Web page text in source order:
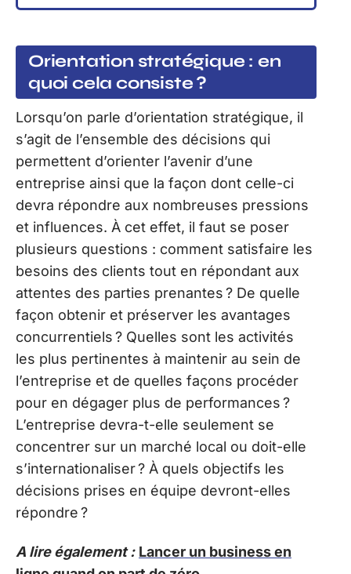
Orientation stratégique : en
quoi cela consiste ?
Lorsqu’on parle d’orientation stratégique, il
s’agit de l’ensemble des décisions qui
permettent d’orienter l’avenir d’une
entreprise ainsi que la façon dont celle-ci
devra répondre aux nombreuses pressions
et influences. À cet effet, il faut se poser
plusieurs questions : comment satisfaire les
besoins des clients tout en répondant aux
attentes des parties prenantes ? De quelle
façon obtenir et préserver les avantages
concurrentiels ? Quelles sont les activités
les plus pertinentes à maintenir au sein de
l’entreprise et de quelles façons procéder
pour en dégager plus de performances ?
L’entreprise devra-t-elle seulement se
concentrer sur un marché local ou doit-elle
s’internationaliser ? À quels objectifs les
décisions prises en équipe devront-elles
répondre ?
A lire également : Lancer un business en